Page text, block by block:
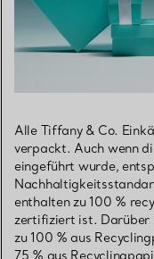
Alle Tiffany & Co.
verpackt. Auch wenn
eingeführt wurde,
enthalten zu 100 %
zertifiziert ist. Darüber
zu 100 % aus
75 % aus